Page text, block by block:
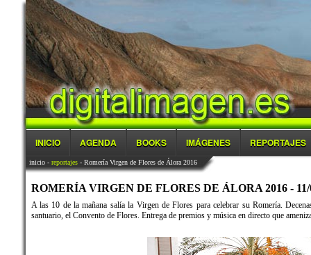
INICIO AGENDA BOOKS IMÁGENES REPORTAJES
inicio- reportajes- Romería Virgen de Flores de Álora 2016
ROMERÍA VIRGEN DE FLORES DE ÁLORA 2016 - 11/
A las 10 de la mañana salía la Virgen de Flores para celebrar su Romería.
santuario, el Convento de Flores. Entrega de premios y música en directo que